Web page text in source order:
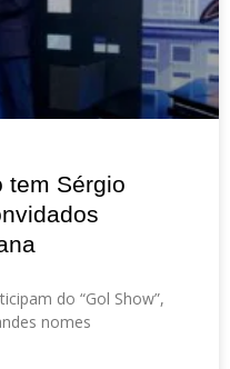
tem Sérgio
do “Gol Show”,
nomes